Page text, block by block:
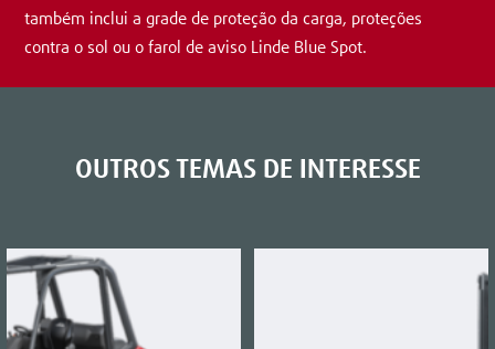
também inclui a grade de proteção da carga, proteções
contra o sol ou o farol de aviso Linde Blue Spot.
OUTROS TEMAS DE INTERESSE